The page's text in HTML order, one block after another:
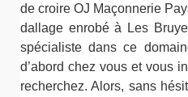
de croire OJ Maçonnerie
dallage enrobé à Les
spécialiste dans ce
d’abord chez vous et vous
recherchez. Alors, sans